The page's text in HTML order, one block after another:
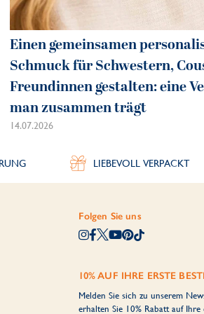
Einen gemeinsamen
Schmuck für Schwestern,
Freundinnen gestalten: eine
man zusammen trägt
14.07.2026
LIEBEVOLL VERPACKT
Folgen Sie uns
10% AUF IHRE ERSTE
Melden Sie sich zu unserem
erhalten Sie 10% Rabatt auf Ihre